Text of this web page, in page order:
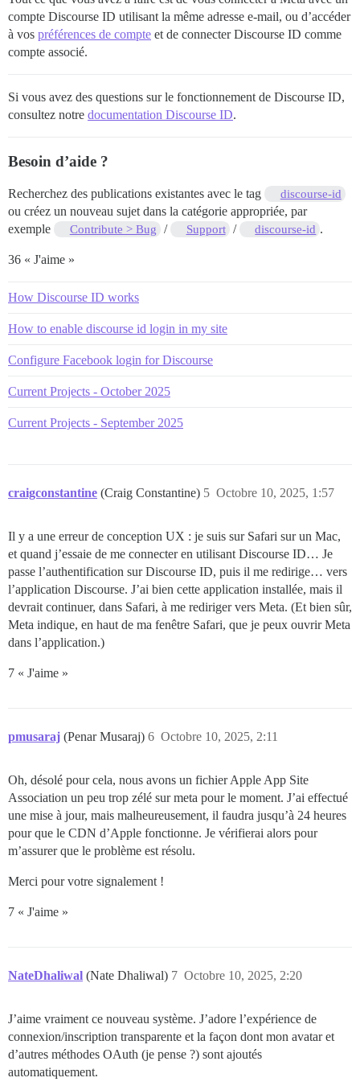
compte Discourse ID utilisant la même adresse e-mail, ou d’accéder
à vos préférences de compte et de connecter Discourse ID comme
compte associé.
Si vous avez des questions sur le fonctionnement de Discourse ID,
consultez notre documentation Discourse ID.
Besoin d’aide ?
Recherchez des publications existantes avec le tag discourse-id
ou créez un nouveau sujet dans la catégorie appropriée, par
exemple
Contribute > Bug / Support / discourse-id .
36 « J'aime »
How Discourse ID works
How to enable discourse id login in my site
Configure Facebook login for Discourse
Current Projects - October 2025
Current Projects - September 2025
craigconstantine (Craig Constantine) Octobre 10, 2025, 1:57
5
Il y a une erreur de conception UX : je suis sur Safari sur un Mac,
et quand j’essaie de me connecter en utilisant Discourse ID… Je
passe l’authentification sur Discourse ID, puis il me redirige… vers
l’application Discourse. J’ai bien cette application installée, mais il
devrait continuer, dans Safari, à me rediriger vers Meta. (Et bien sûr,
Meta indique, en haut de ma fenêtre Safari, que je peux ouvrir Meta
dans l’application.)
7 « J'aime »
pmusaraj (Penar Musaraj) Octobre 10, 2025, 2:11
6
Oh, désolé pour cela, nous avons un fichier Apple App Site
Association un peu trop zélé sur meta pour le moment. J’ai effectué
une mise à jour, mais malheureusement, il faudra jusqu’à 24 heures
pour que le CDN d’Apple fonctionne. Je vérifierai alors pour
m’assurer que le problème est résolu.
Merci pour votre signalement !
7 « J'aime »
NateDhaliwal (Nate Dhaliwal) Octobre 10, 2025, 2:20
7
J’aime vraiment ce nouveau système. J’adore l’expérience de
connexion/inscription transparente et la façon dont mon avatar et
d’autres méthodes OAuth (je pense ?) sont ajoutés
automatiquement.